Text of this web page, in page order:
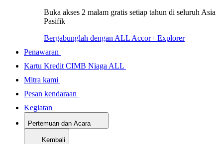
Buka akses 2 malam gratis setiap tahun di seluruh Asia
Pasifik
Bergabunglah dengan ALL Accor+ Explorer
Penawaran
Kartu Kredit CIMB Niaga ALL
Mitra kami
Pesan kendaraan
Kegiatan
Pertemuan dan Acara
Kembali